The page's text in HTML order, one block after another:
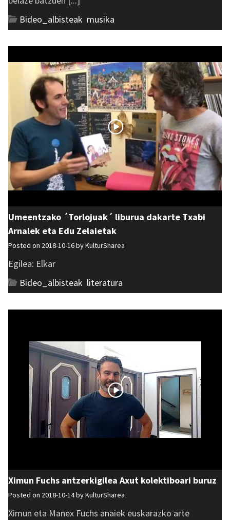
Bideo_albisteak musika
Umeentzako ´Torlojuak´ liburua dakarte Txabi
Arnalek eta Edu Zelaietak
Posted on 2018-10-16 byKulturSharea
Egilea: Elkar
Bideo_albisteak literatura
Ximun Fuchs antzerkigilea Axut kolektiboari buruz
Posted on 2018-10-14 byKulturSharea
Ximun eta Manex Fuchs anaiek euskarazko arte